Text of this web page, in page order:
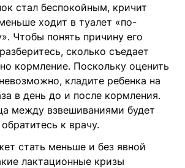
стал беспокойным, кричит
ходит в туалет «по-
Чтобы понять причину его
сколько съедает
кормление. Поскольку оценить
кладите ребенка на
в день до и после кормления.
между взвешиваниями будет
к врачу.
стать меньше и без явной
лактационные кризы